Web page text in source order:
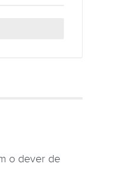
o dever de